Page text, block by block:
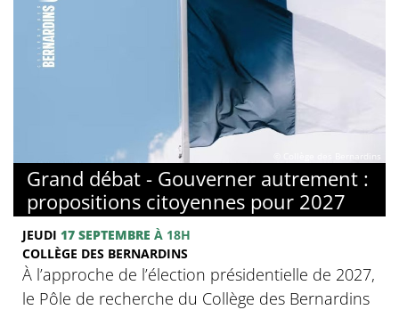
Grand débat - Gouverner autrement :
propositions citoyennes pour 2027
JEUDI 17 SEPTEMBRE À 18H
COLLÈGE DES BERNARDINS
À l’approche de l’élection présidentielle de 2027,
le Pôle de recherche du Collège des Bernardins